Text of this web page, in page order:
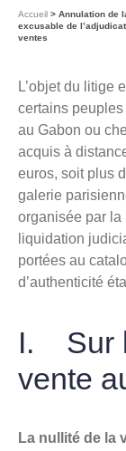
Accueil
Annulation de
excusable de
ventes
L’objet du litige
certains peuples
au Gabon ou
acquis à
euros, soit plus
galerie
organisée par la
liquidation
portées au
d’authenticité
I. Sur
vente
La nullité de la